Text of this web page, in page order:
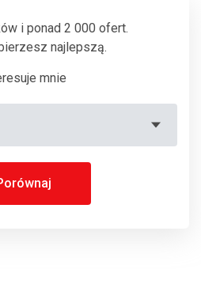
i ponad 2 000 ofert.
najlepszą.
mnie